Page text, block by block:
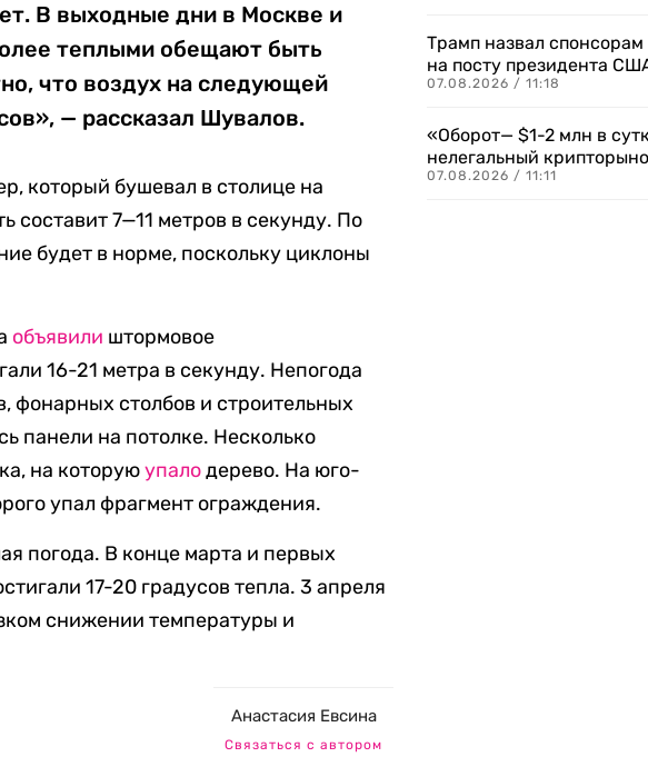
В выходные дни в Москве и
теплыми обещают быть
что воздух на следующей
— рассказал Шувалов.
который бушевал в столице на
составит 7—11 метров в секунду. По
будет в норме, поскольку циклоны
объявили штормовое
16-21 метра в секунду. Непогода
фонарных столбов и строительных
панели на потолке. Несколько
на которуюупалодерево. На юго-
упал фрагмент ограждения.
погода. В конце марта и первых
17-20 градусов тепла. 3 апреля
снижении температуры и
Анастасия Евсина
Связаться с автором
Трамп назвал
на посту президента
07.08.2026 / 11:18
«Оборот— $1-2 млн в
нелегальный
07.08.2026 / 11:11